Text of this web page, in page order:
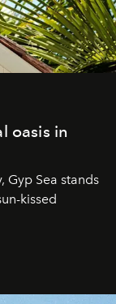
oasis in
Gyp Sea stands
kissed